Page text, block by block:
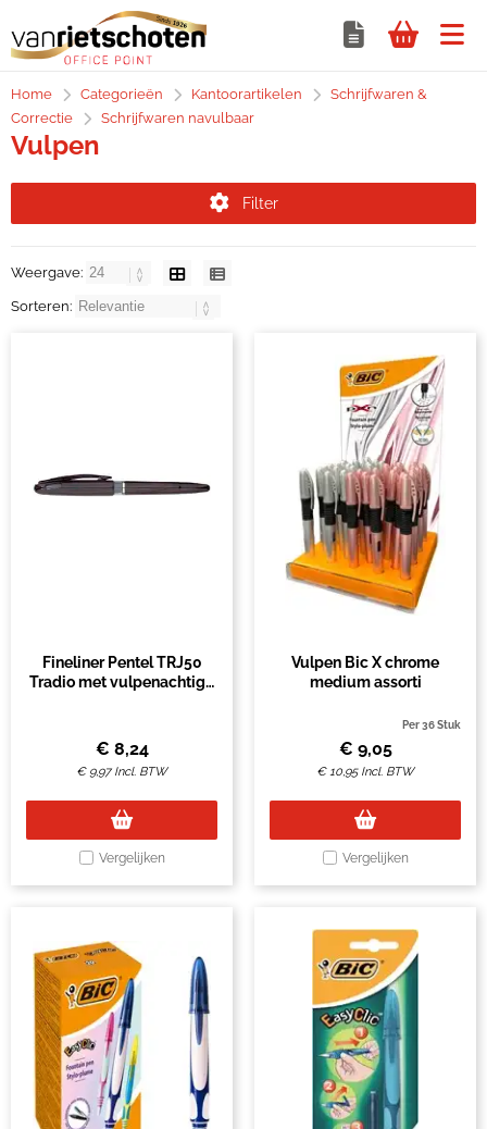
Home Categorieën Kantoorartikelen
Schrijfwaren &
Correctie
Schrijfwaren navulbaar
Vulpen
Filter
Weergave:
Sorteren:
Fineliner Pentel TRJ50
Tradio met vulpenachtige
€ 8,24
€ 9,97 Incl. BTW
Vergelijken
Vulpen Bic X chrome
medium assorti
Per 36 Stuk
€ 9,05
€10,95 Incl. BTW
Vergelijken